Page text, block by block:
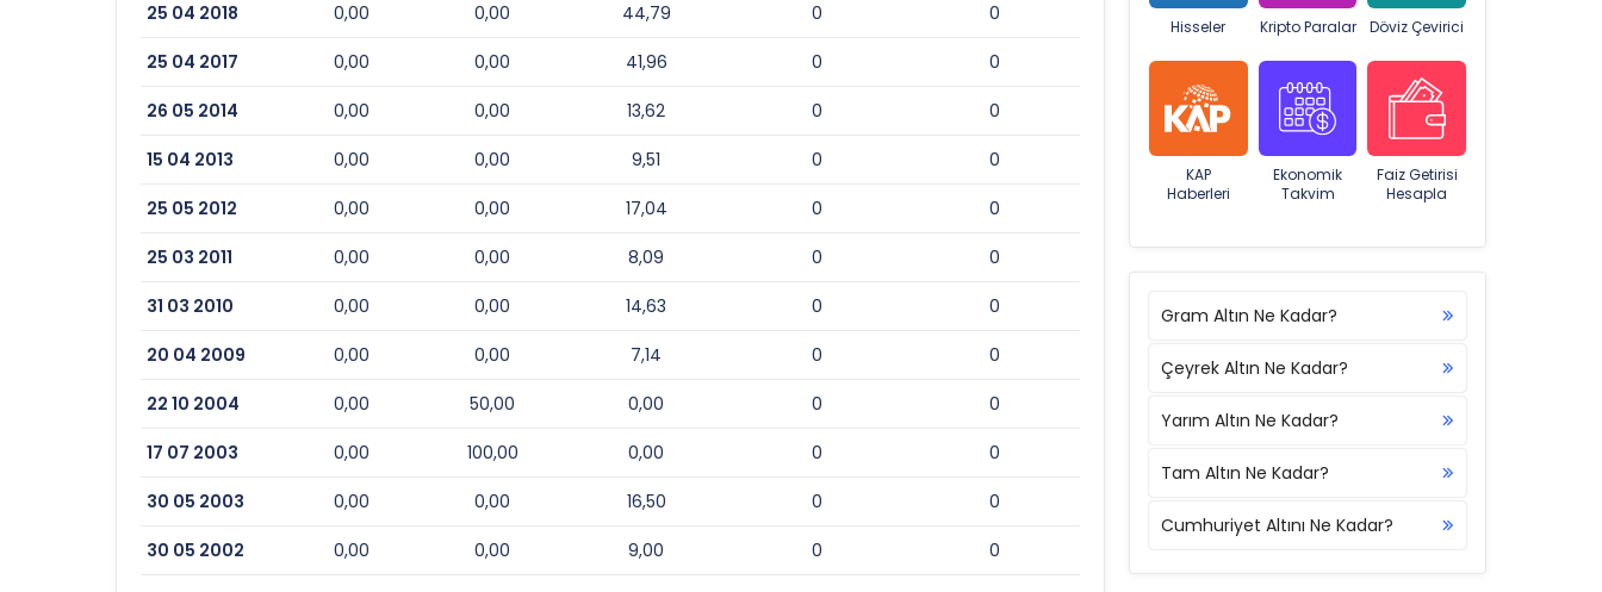
25 04 2018 0,00 0,00 44,79 0 0
25 04 2017 0,00 0,00 41,96 0 0
26 05 2014 0,00 0,00 13,62 0 0
15 04 2013 0,00 0,00 9,51 0 0
25 05 2012 0,00 0,00 17,04 0 0
25 03 2011 0,00 0,00 8,09 0 0
31 03 2010 0,00 0,00 14,63 0 0
20 04 2009 0,00 0,00 7,14 0 0
22 10 2004 0,00 50,00 0,00 0 0
17 07 2003 0,00 100,00 0,00 0 0
30 05 2003 0,00 0,00 16,50 0 0
30 05 2002 0,00 0,00 9,00 0 0
Hisseler Kripto Paralar Döviz Çevirici
KAP
Haberleri
Ekonomik
Takvim
Faiz Getirisi
Hesapla
Gram Altın Ne Kadar?
Çeyrek Altın Ne Kadar?
Yarım Altın Ne Kadar?
Tam Altın Ne Kadar?
Cumhuriyet Altını Ne Kadar?